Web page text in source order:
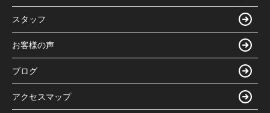
スタッフ
お客様の声
ブログ
アクセスマップ